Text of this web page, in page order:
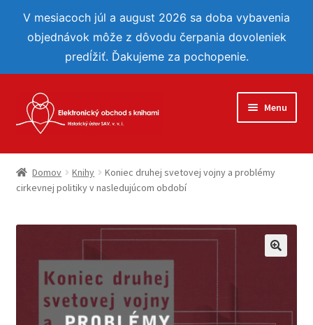
V mesiacoch júl a august 2026 sa doba vybavenia
objednávok môže z dôvodu čerpania dovoleniek
predĺžiť. Ďakujeme za pochopenie.
Preskočiť
na
navigáciu
Preskočiť
na
obsah
Menu
Eshop
Reflexie
Môj účet
Obľúbené
Objednávka
Domov Knihy
Koniec druhej svetovej vojny a problémy
cirkevnej politiky v nasledujúcom období